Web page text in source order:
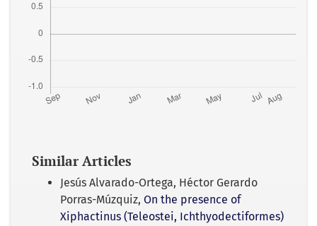
Similar Articles
Jesús Alvarado-Ortega, Héctor Gerardo
Porras-Múzquiz, On the presence of
Xiphactinus (Teleostei, Ichthyodectiformes)